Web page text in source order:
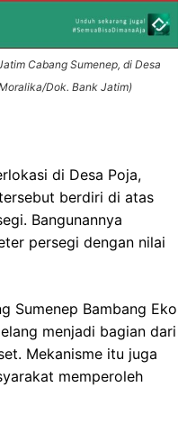
Cabang Sumenep, di Desa
Dok. Bank Jatim)
di Desa Poja,
berdiri di atas
Bangunannya
persegi dengan nilai
Sumenep Bambang Eko
menjadi bagian dari
Mekanisme itu juga
memperoleh